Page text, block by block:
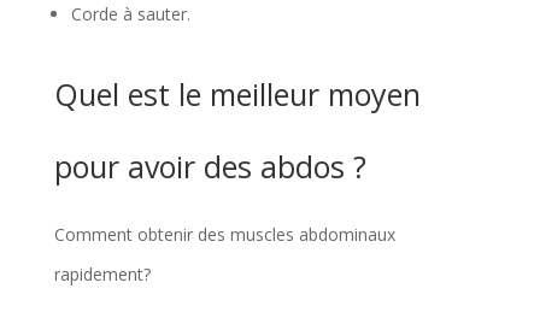
Corde à sauter.
Quel est le meilleur moyen
pour avoir des abdos ?
Comment obtenir des muscles abdominaux
rapidement?